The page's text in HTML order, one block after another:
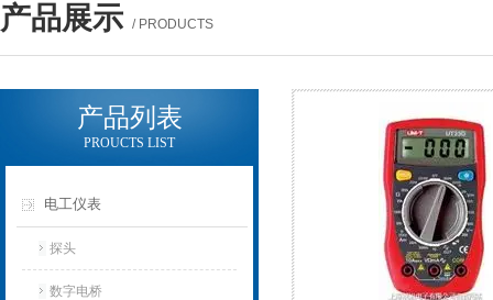
产品展示 / PRODUCTS
产品列表
PROUCTS LIST
电工仪表
探头
数字电桥